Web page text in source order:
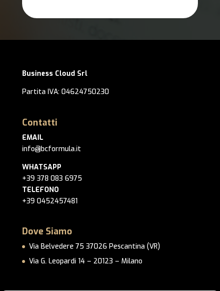
Business Cloud Srl
Partita IVA: 04624750230
Contatti
EMAIL
info@bcformula.it
WHATSAPP
+39 378 083 6975
TELEFONO
+39 0452457481
Dove Siamo
Via Belvedere 75 37026 Pescantina (VR)
Via G. Leopardi 14 – 20123 – Milano